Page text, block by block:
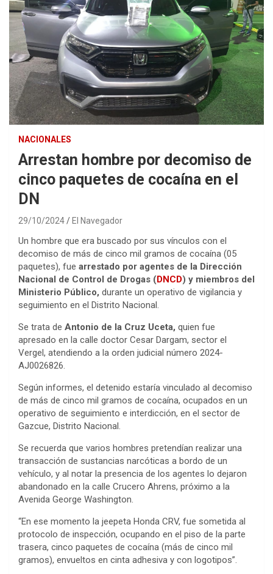
NACIONALES
Arrestan hombre por decomiso de
cinco paquetes de cocaína en el
DN
29/10/2024 El Navegador
Un hombre que era buscado por sus vínculos con el
decomiso de más de cinco mil gramos de cocaína (05
paquetes), fue arrestado por agentes de la Dirección
Nacional de Control de Drogas (DNCD) y miembros del
Ministerio Público, durante un operativo de vigilancia y
seguimiento en el Distrito Nacional.
Se trata de Antonio de la Cruz Uceta, quien fue
apresado en la calle doctor Cesar Dargam, sector el
Vergel, atendiendo a la orden judicial número 2024-
AJ0026826.
Según informes, el detenido estaría vinculado al decomiso
de más de cinco mil gramos de cocaína, ocupados en un
operativo de seguimiento e interdicción, en el sector de
Gazcue, Distrito Nacional.
Se recuerda que varios hombres pretendían realizar una
transacción de sustancias narcóticas a bordo de un
vehículo, y al notar la presencia de los agentes lo dejaron
abandonado en la calle Crucero Ahrens, próximo a la
Avenida George Washington.
“En ese momento la jeepeta Honda CRV, fue sometida al
protocolo de inspección, ocupando en el piso de la parte
trasera, cinco paquetes de cocaína (más de cinco mil
gramos), envueltos en cinta adhesiva y con logotipos”.